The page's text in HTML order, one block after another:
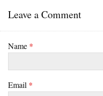
Leave a Comment
Name *
Email *